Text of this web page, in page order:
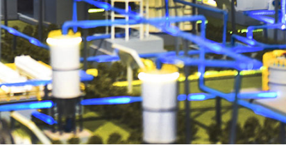
栏目 片库 热播榜 总台企业白名单